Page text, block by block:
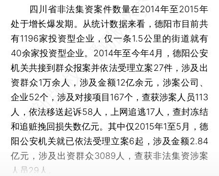
四川省非法集资案件数量在2014年至2015年
处于增长爆发期。从统计数据来看，德阳市目前共
有1196家投资型企业，仅一条1.5公里的街道就有
40余家投资型企业。2014年至今年4月，德阳公安
机关共接到群众报案并依法受理立案27件，涉及出
资群众1万余人，涉及金额12亿余元，涉案公司、
企业52个，涉及对接项目167个，查获涉案人员113
人，依法移送起诉58人，上网追逃17人，查封冻结
和追赃挽回损失数亿元。其中仅2015年1至5月，德
阳公安机关就已依法受理立案6起，涉及金额2.84
亿元，涉及出资群众3089人，查获非法集资涉案
人员29人。